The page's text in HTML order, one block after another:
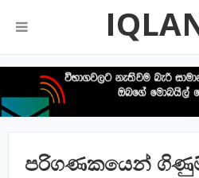
පරිගණකයෙන්